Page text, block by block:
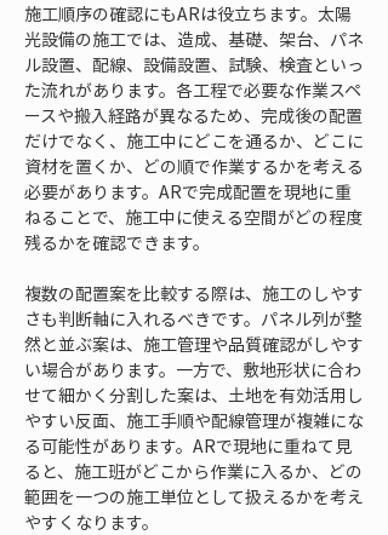
施工順序の確認にもARは役立ちます。太陽
光設備の施工では、造成、基礎、架台、パネ
ル設置、配線、設備設置、試験、検査といっ
た流れがあります。各工程で必要な作業スペ
ースや搬入経路が異なるため、完成後の配置
だけでなく、施工中にどこを通るか、どこに
資材を置くか、どの順で作業するかを考える
必要があります。ARで完成配置を現地に重
ねることで、施工中に使える空間がどの程度
残るかを確認できます。
複数の配置案を比較する際は、施工のしやす
さも判断軸に入れるべきです。パネル列が整
然と並ぶ案は、施工管理や品質確認がしやす
い場合があります。一方で、敷地形状に合わ
せて細かく分割した案は、土地を有効活用し
やすい反面、施工手順や配線管理が複雑にな
る可能性があります。ARで現地に重ねて見
ると、施工班がどこから作業に入るか、どの
範囲を一つの施工単位として扱えるかを考え
やすくなります。